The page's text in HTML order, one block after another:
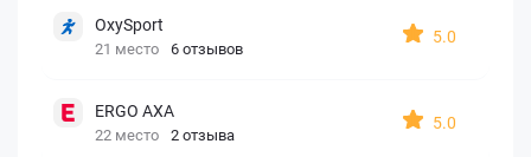
OxySport
21 место 6 отзывов
5.0
ERGO AXA
22 место 2 отзыва
5.0